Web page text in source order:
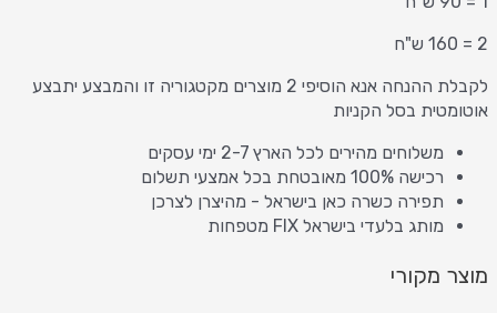
2 = 160 ש"ח
לקבלת ההנחה אנא הוסיפי 2 מוצרים מקטגוריה זו והמבצע יתבצע
אוטומטית בסל הקניות
משלוחים מהירים לכל הארץ 2-7 ימי עסקים
רכישה 100% מאובטחת בכל אמצעי תשלום
תפירה כשרה כאן בישראל - מהיצרן לצרכן
מותג בלעדי בישראל FIX מטפחות
מוצר מקורי